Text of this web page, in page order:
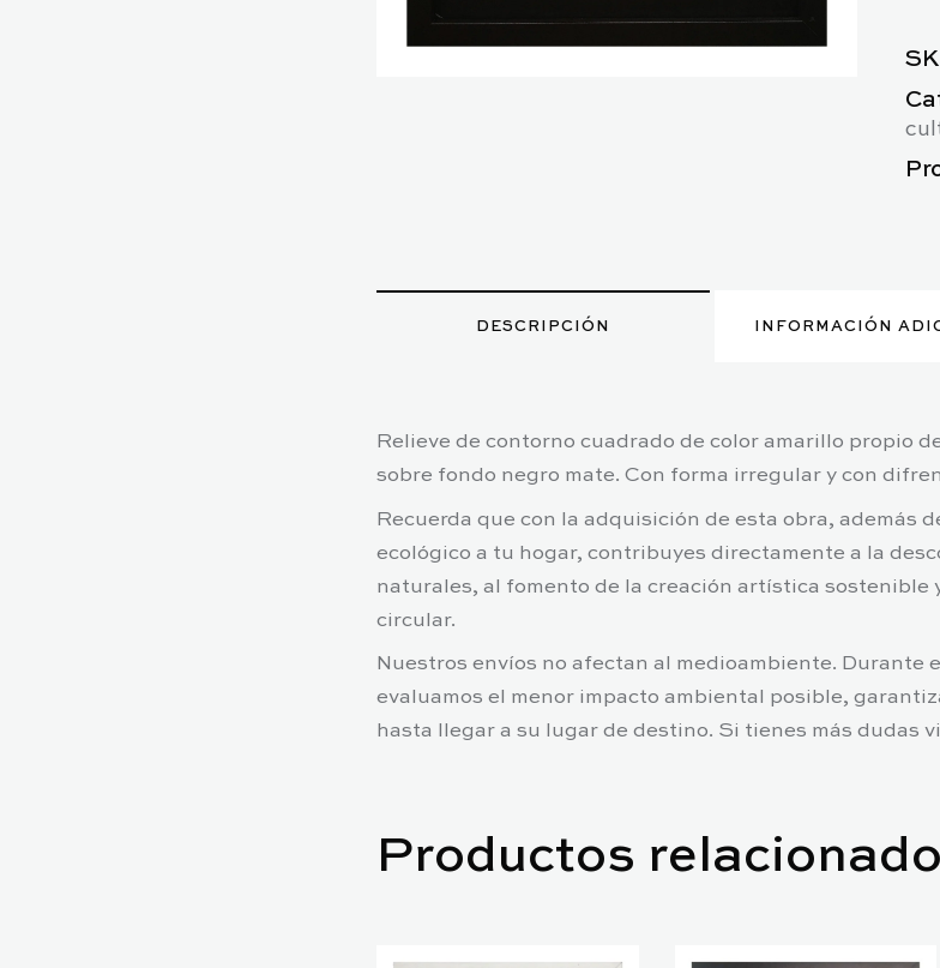
DESCRIPCIÓN INFORMACIÓN
Relieve de contorno cuadrado de color amarillo propio
sobre fondo negro mate. Con forma irregular y con
Recuerda que con la adquisición de esta obra, además
ecológico a tu hogar, contribuyes directamente a la
naturales, al fomento de la creación artística sostenible
circular.
Nuestros envíos no afectan al medioambiente. Durante
evaluamos el menor impacto ambiental posible,
hasta llegar a su lugar de destino. Si tienes más dudas
Productos